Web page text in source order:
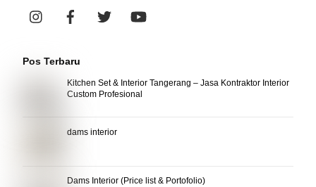
Pos Terbaru
Kitchen Set & Interior Tangerang – Jasa Kontraktor Interior
Custom Profesional
dams interior
Dams Interior (Price list & Portofolio)